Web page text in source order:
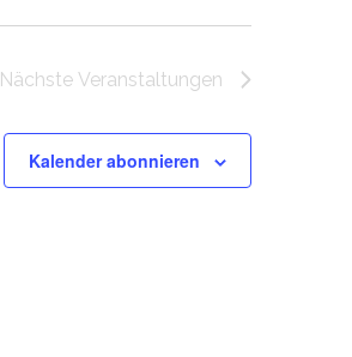
Nächste Veranstaltungen
Kalender abonnieren